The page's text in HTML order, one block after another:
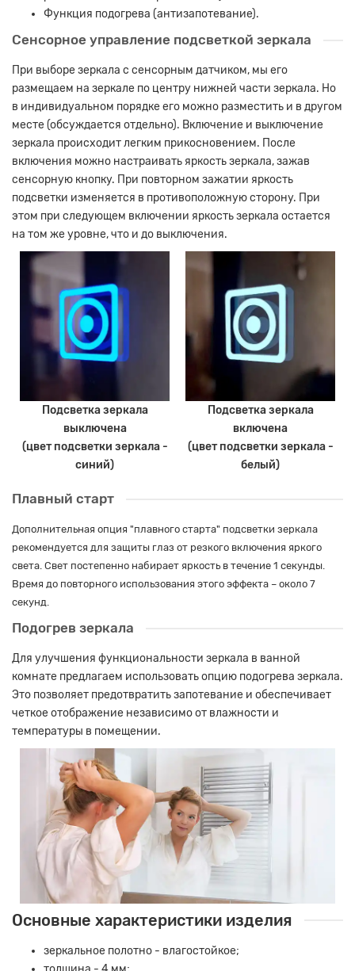
Функция подогрева (антизапотевание).
Сенсорное управление подсветкой зеркала
При выборе зеркала с сенсорным датчиком, мы его
размещаем на зеркале по центру нижней части зеркала. Но
в индивидуальном порядке его можно разместить и в другом
месте (обсуждается отдельно). Включение и выключение
зеркала происходит легким прикосновением. После
включения можно настраивать яркость зеркала, зажав
сенсорную кнопку. При повторном зажатии яркость
подсветки изменяется в противоположную сторону. При
этом при следующем включении яркость зеркала остается
на том же уровне, что и до выключения.
Подсветка зеркала
выключена
(цвет подсветки зеркала -
синий)
Подсветка зеркала
включена
(цвет подсветки зеркала -
белый)
Плавный старт
Дополнительная опция "плавного старта" подсветки зеркала
рекомендуется для защиты глаз от резкого включения яркого
света. Свет постепенно набирает яркость в течение 1 секунды.
Время до повторного использования этого эффекта – около 7
секунд.
Подогрев зеркала
Для улучшения функциональности зеркала в ванной
комнате предлагаем использовать опцию подогрева зеркала.
Это позволяет предотвратить запотевание и обеспечивает
четкое отображение независимо от влажности и
температуры в помещении.
Основные характеристики изделия
зеркальное полотно - влагостойкое;